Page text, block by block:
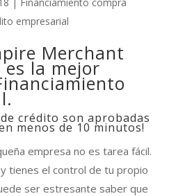
empresarial
Merchant
es la mejor
crédito son aprobadas
menos de 10 minutos!
empresa no es tarea fácil.
tienes el control de tu propio
ser estresante saber que